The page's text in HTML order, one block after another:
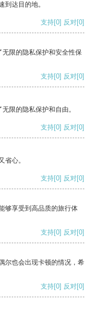
到达目的地。
支持[0] 反对[0]
限的隐私保护和安全性保
支持[0] 反对[0]
限的隐私保护和自由。
支持[0] 反对[0]
省心。
支持[0] 反对[0]
够享受到高品质的旅行体
支持[0] 反对[0]
尔也会出现卡顿的情况，希
支持[0] 反对[0]